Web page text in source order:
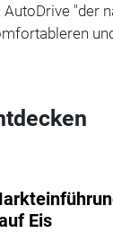
"der
Eis